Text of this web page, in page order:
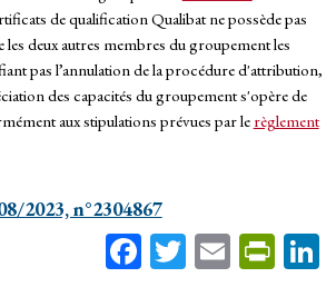
de qualification Qualibat ne possède pas
deux autres membres du groupement les
pas l’annulation de la procédure d'attribution,
des capacités du groupement s'opère de
aux stipulations prévues par le règlement
2023, n°2304867
Fa T E Pr